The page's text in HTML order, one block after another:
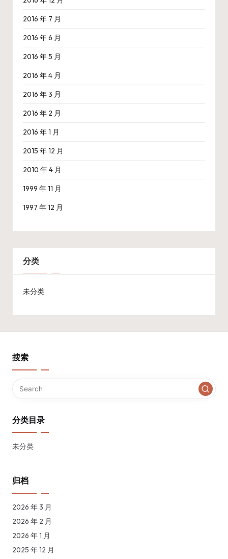
2016 年 7 月
2016 年 6 月
2016 年 5 月
2016 年 4 月
2016 年 3 月
2016 年 2 月
2016 年 1 月
2015 年 12 月
2010 年 4 月
1999 年 11 月
1997 年 12 月
分类
未分类
搜索
分类目录
未分类
归档
2026 年 3 月
2026 年 2 月
2026 年 1 月
2025 年 12 月